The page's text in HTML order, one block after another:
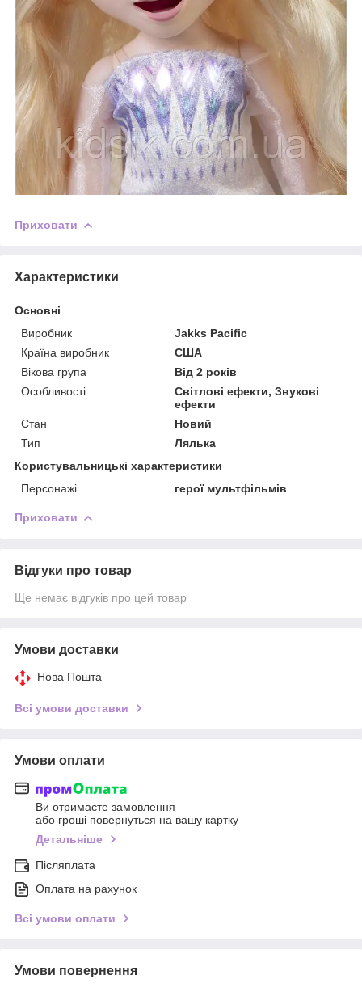
Приховати
Характеристики
Основні
Виробник
Jakks Pacific
Країна виробник
США
Вікова група
Від 2 років
Особливості
Світлові ефекти, Звукові
ефекти
Стан
Новий
Тип
Лялька
Користувальницькі характеристики
Персонажі
герої мультфільмів
Приховати
Відгуки про товар
Ще немає відгуків про цей товар
Умови доставки
Нова Пошта
Всі умови доставки
Умови оплати
Ви отримаєте замовлення
або гроші повернуться на вашу картку
Детальніше
Післяплата
Оплата на рахунок
Всі умови оплати
Умови повернення